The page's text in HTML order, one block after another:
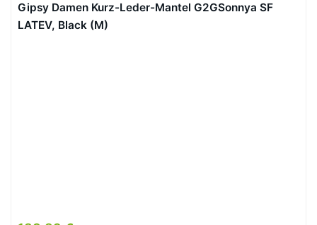
Gipsy Damen Kurz-Leder-Mantel G2GSonnya SF
LATEV, Black (M)